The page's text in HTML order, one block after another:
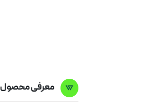
معرفی محصول